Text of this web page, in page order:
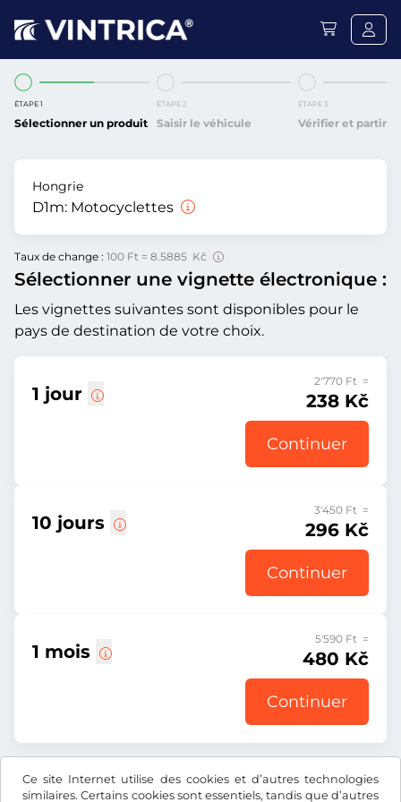
Ce site Internet utilise des cookies et d’autres technologies
similaires. Certains cookies sont essentiels, tandis que d’autres
ÉTAPE 1
Sélectionner un produit
ÉTAPE 2
Saisir le véhicule
ÉTAPE 3
Vérifier et partir
Hongrie
D1m: Motocyclettes
Taux de change : 100 Ft = 8.5885 Kč
Sélectionner une vignette électronique :
Les vignettes suivantes sont disponibles pour le
pays de destination de votre choix.
1 jour
2'770 Ft =
238 Kč
Continuer
10 jours
3'450 Ft =
296 Kč
Continuer
1 mois
5'590 Ft =
480 Kč
Continuer
Tous les prix s’entendent TVA incluse.